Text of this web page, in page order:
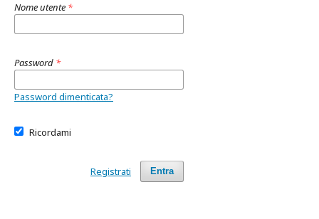
Nome utente *
Password *
Password dimenticata?
Ricordami
Entra
Registrati